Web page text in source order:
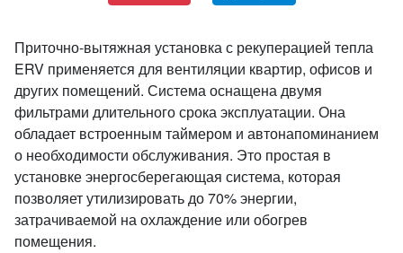
Приточно-вытяжная установка с рекуперацией тепла
ERV применяется для вентиляции квартир, офисов и
других помещений. Система оснащена двумя
фильтрами длительного срока эксплуатации. Она
обладает встроенным таймером и автонапоминанием
о необходимости обслуживания. Это простая в
установке энергосберегающая система, которая
позволяет утилизировать до 70% энергии,
затрачиваемой на охлаждение или обогрев
помещения.